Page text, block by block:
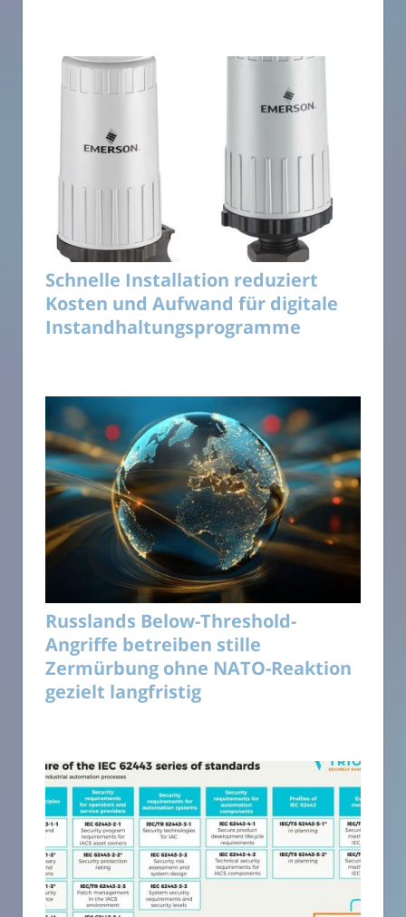
Schnelle Installation reduziert
Kosten und Aufwand für digitale
Instandhaltungsprogramme
Russlands Below-Threshold-
Angriffe betreiben stille
Zermürbung ohne NATO-Reaktion
gezielt langfristig